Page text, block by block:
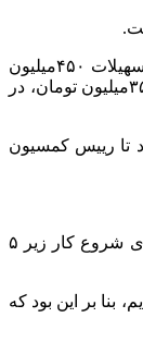
مبلغ تسهیلات مسکن در طرح نهضت ملی چه قدر است؟میزان تسهیلات نهضت ملی مسکن، کاملا بستگی به این دارد که شما در کجا زندگی می‌کنید؛ اگر ساکن تهران باشید، مشمول تسهیلات ۴۵۰میلیون
تومانی خواهید شد. اگر در شهرهای بالای یک میلیون نفر جمعیت زندگی کنید، امکان دریافت ۴۰۰میلیون تومان تسهیلات مسکن خواهید داشت. میزان تسهیلات مسکن در مراکز استان‌ها، ۳۵۰میلیون تومان، در
تومانی که معاون وزیر از آن خبر داد تا رییس کمسیون
رئیس کمیسیون عمران مجلس شورای اسلامی با رد شایعات مطروحه پیرامون اقساط ۱۰ تا ۱۵ میلیون تومانی در قانون جهش تولید مسکن، تاکید کرد: قرار است بازپرداخت اقساط برای شروع کار زیر ۵
کردیم، بنا بر این بود که